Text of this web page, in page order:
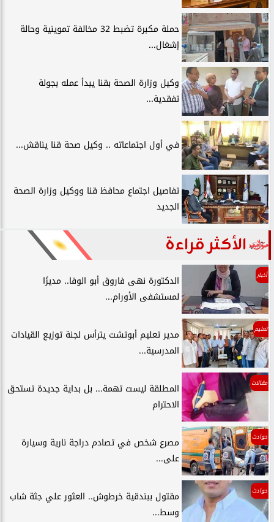
حملة مكبرة تضبط 32 مخالفة تموينية وحالة
إشغال...
وكيل وزارة الصحة بقنا يبدأ عمله بجولة
تفقدية...
في أول اجتماعاته .. وكيل صحة قنا يناقش...
تفاصيل اجتماع محافظ قنا ووكيل وزارة الصحة
الجديد
الأكثر قراءة
أخبار
الدكتورة نهى فاروق أبو الوفا.. مديرًا
لمستشفى الأورام...
تعليم
مدير تعليم أبوتشت يترأس لجنة توزيع القيادات
المدرسية...
مقالات
المطلقة ليست تهمة... بل بداية جديدة تستحق
الاحترام
حوادث
مصرع شخص في تصادم دراجة نارية وسيارة
على...
حوادث
مقتول ببندقية خرطوش.. العثور علي جثة شاب
وسط...